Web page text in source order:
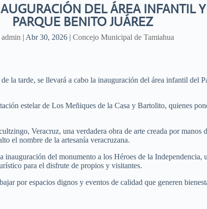
DEL ÁREA INFANTIL
PARQUE BENITO JUÁREZ
admin | Abr 30, 2026| Concejo Municipal de Tamiahua
la tarde, se llevará a cabo la inauguración del área infantil del
estelar de Los Meñiques de la Casa y Bartolito, quienes
Veracruz, una verdadera obra de arte creada por manos
el nombre de la artesanía veracruzana.
del monumento a los Héroes de la Independencia,
para el disfrute de propios y visitantes.
por espacios dignos y eventos de calidad que generen